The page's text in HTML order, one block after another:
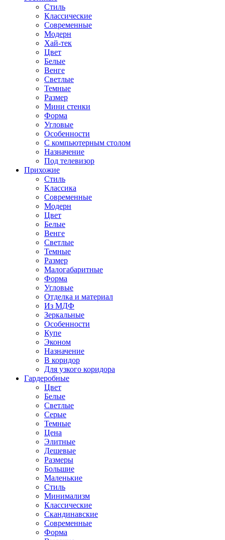
Стиль
Классические
Современные
Модерн
Хай-тек
Цвет
Белые
Венге
Светлые
Темные
Размер
Мини стенки
Форма
Угловые
Особенности
С компьютерным столом
Назначение
Под телевизор
Прихожие
Стиль
Классика
Современные
Модерн
Цвет
Белые
Венге
Светлые
Темные
Размер
Малогабаритные
Форма
Угловые
Отделка и материал
Из МДФ
Зеркальные
Особенности
Купе
Эконом
Назначение
В коридор
Для узкого коридора
Гардеробные
Цвет
Белые
Светлые
Серые
Темные
Цена
Элитные
Дешевые
Размеры
Большие
Маленькие
Стиль
Минимализм
Классические
Скандинавские
Современные
Форма